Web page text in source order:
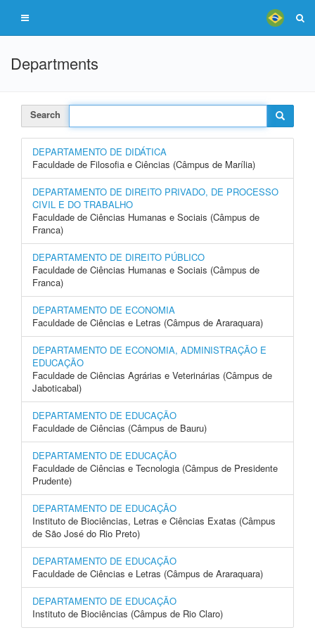
Departments
Search
DEPARTAMENTO DE DIDÁTICA
Faculdade de Filosofia e Ciências (Câmpus de Marília)
DEPARTAMENTO DE DIREITO PRIVADO, DE PROCESSO
CIVIL E DO TRABALHO
Faculdade de Ciências Humanas e Sociais (Câmpus de
Franca)
DEPARTAMENTO DE DIREITO PÚBLICO
Faculdade de Ciências Humanas e Sociais (Câmpus de
Franca)
DEPARTAMENTO DE ECONOMIA
Faculdade de Ciências e Letras (Câmpus de Araraquara)
DEPARTAMENTO DE ECONOMIA, ADMINISTRAÇÃO E
EDUCAÇÃO
Faculdade de Ciências Agrárias e Veterinárias (Câmpus de
Jaboticabal)
DEPARTAMENTO DE EDUCAÇÃO
Faculdade de Ciências (Câmpus de Bauru)
DEPARTAMENTO DE EDUCAÇÃO
Faculdade de Ciências e Tecnologia (Câmpus de Presidente
Prudente)
DEPARTAMENTO DE EDUCAÇÃO
Instituto de Biociências, Letras e Ciências Exatas (Câmpus
de São José do Rio Preto)
DEPARTAMENTO DE EDUCAÇÃO
Faculdade de Ciências e Letras (Câmpus de Araraquara)
DEPARTAMENTO DE EDUCAÇÃO
Instituto de Biociências (Câmpus de Rio Claro)